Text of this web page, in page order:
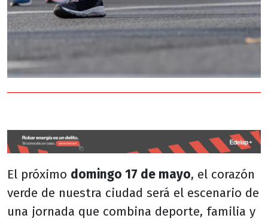
El próximo domingo 17 de mayo, el corazón
verde de nuestra ciudad será el escenario de
una jornada que combina deporte, familia y